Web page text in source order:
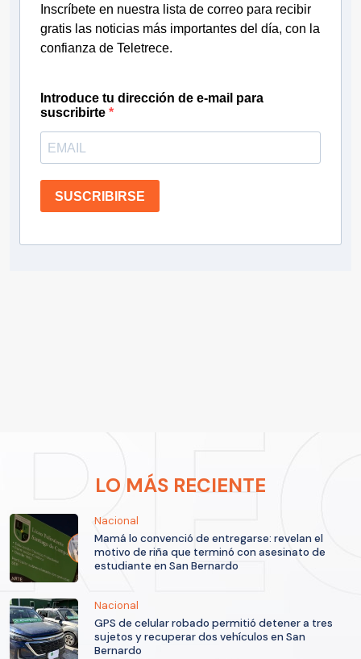
Inscríbete en nuestra lista de correo para recibir
gratis las noticias más importantes del día, con la
confianza de Teletrece.
Introduce tu dirección de e-mail para
suscribirte
SUSCRIBIRSE
LO MÁS RECIENTE
Nacional
Mamá lo convenció de entregarse: revelan el
motivo de riña que terminó con asesinato de
estudiante en San Bernardo
Nacional
GPS de celular robado permitió detener a tres
sujetos y recuperar dos vehículos en San
Bernardo